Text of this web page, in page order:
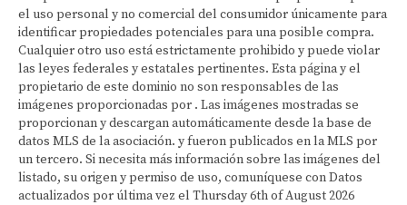
el uso personal y no comercial del consumidor únicamente para
identificar propiedades potenciales para una posible compra.
Cualquier otro uso está estrictamente prohibido y puede violar
las leyes federales y estatales pertinentes. Esta página y el
propietario de este dominio no son responsables de las
imágenes proporcionadas por . Las imágenes mostradas se
proporcionan y descargan automáticamente desde la base de
datos MLS de la asociación. y fueron publicados en la MLS por
un tercero. Si necesita más información sobre las imágenes del
listado, su origen y permiso de uso, comuníquese con Datos
actualizados por última vez el Thursday 6th of August 2026